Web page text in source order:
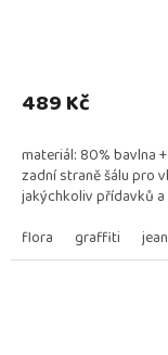
produktu
z
5
hvězdiček.
489 Kč
materiál: 80% bavlna
zadní straně šálu pro
jakýchkoliv přídavků a
flora
graffiti